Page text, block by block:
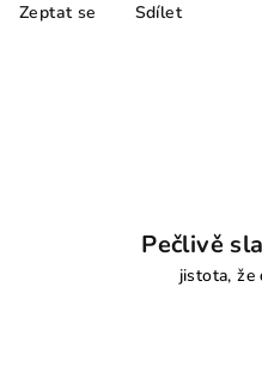
Zeptat se Sdílet
Pečlivě
jistota, že